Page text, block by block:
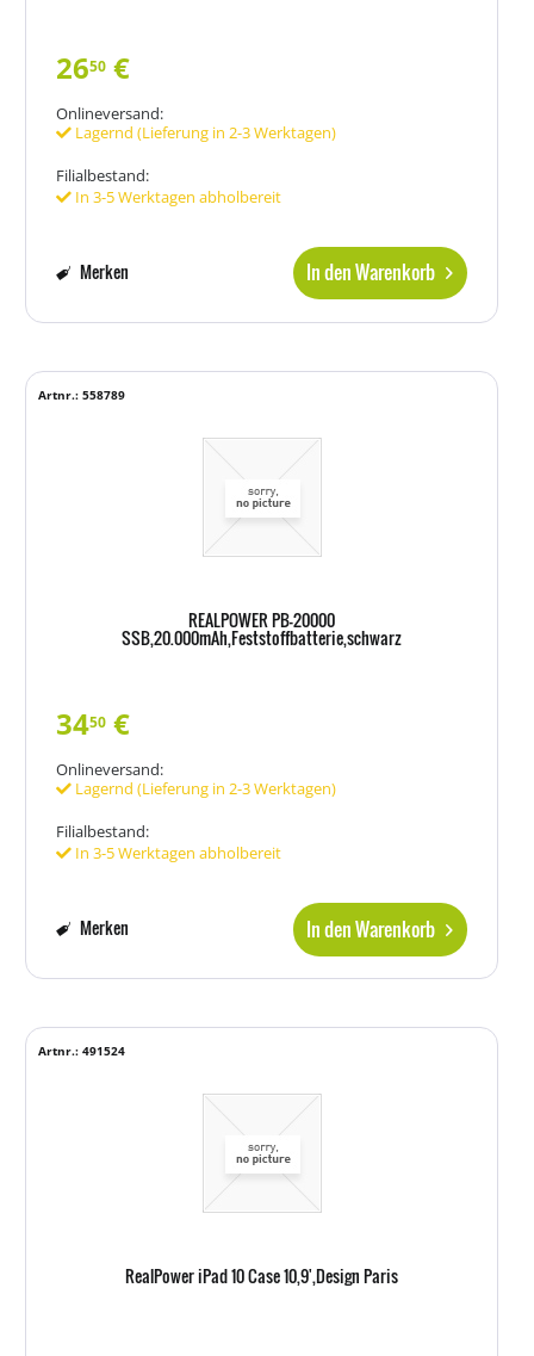
2650 €
Onlineversand:
Lagernd (Lieferung in 2-3 Werktagen)
Filialbestand:
In 3-5 Werktagen abholbereit
In den Warenkorb
Merken
REALPOWER PB-20000
SSB,20.000mAh,Feststoffbatterie,schwarz
Artnr.: 558789
3450 €
Onlineversand:
Lagernd (Lieferung in 2-3 Werktagen)
Filialbestand:
In 3-5 Werktagen abholbereit
In den Warenkorb
Merken
RealPower iPad 10 Case 10,9',Design Paris
Artnr.: 491524